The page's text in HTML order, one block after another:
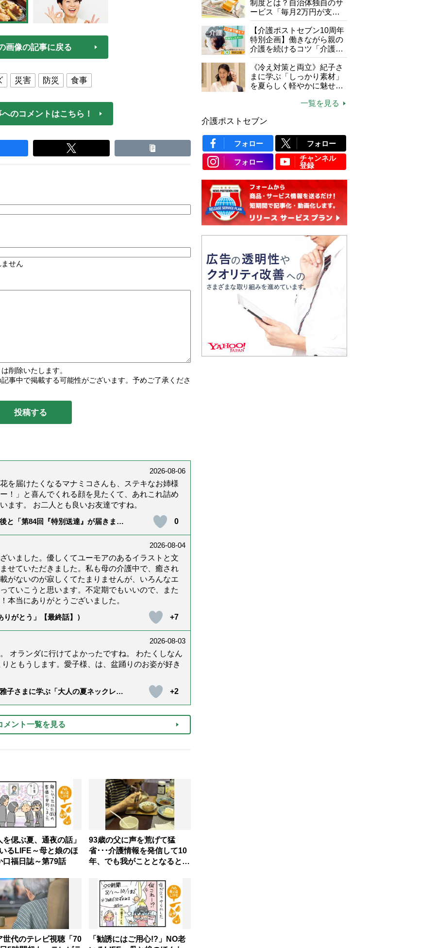
画像の記事に戻る
災害 防災 食事
のコメントはこちら！
せん
削除いたします。
事中で掲載する可能性がございます。予めご了承くださ
2026-08-06
を届けたくなるマナミコさんも、ステキなお姉様
！」と喜んでくれる顔を見たくて、あれこれ詰め
ます。 お二人とも良いお友達ですね。
と「第84回『特別送達』が届きまし
0
2026-08-04
いました。優しくてユーモアのあるイラストと文
せていただきました。私も母の介護中で、癒され
がないのが寂しくてたまりませんが、いろんなエ
ていこうと思います。不定期でもいいので、また
本当にありがとうございました。
がとう」【最終話】）
+7
2026-08-03
オランダに行けてよかったですね。 わたくしなん
ともうします。愛子様、は、盆踊りのお姿が好き
子さまに学ぶ「大人の夏ネックレ
+2
メント一覧を見る
を偲ぶ夏、通夜の話」
るLIFE～母と娘のほ
口福日誌～第79話
93歳の父に声を荒げて猛
省･･･介護情報を発信して10
年、でも我がこととなると教
「感情と理性の狭間で右往左
往する現実」
世代のテレビ視聴「70
「勧誘にはご用心!?」NO老
制度とは？自治体独自のサ
ービス「毎月2万円が支給
される」ケースも【FP解
説】
【介護ポストセブン10周年
特別企画】働きながら親の
介護を続けるコツ「介護は
10年以上続くことも…3つ
のフェーズに分けて考えて
みよう」【社会福祉士解
説】
《冷え対策と両立》紀子さ
まに学ぶ「しっかり素材」
を夏らしく軽やかに魅せる
一覧を見る
介護ポストセブン
フォロー フォロー
フォロー
チャンネル
登録